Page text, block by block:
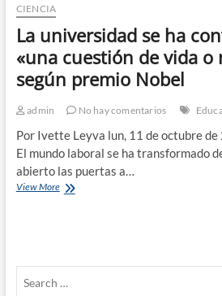
CIENCIA
La universidad se ha
«una cuestión de vida o
según premio Nobel
admin No hay comentarios
Por Ivette Leyva lun, 11 de octubre de
El mundo laboral se ha transformado
abierto las puertas a…
View MoreLa
cuestión